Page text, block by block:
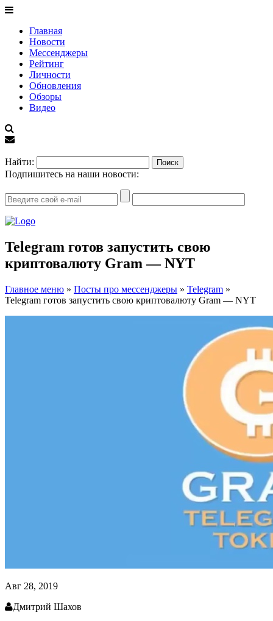
Главная
Новости
Мессенджеры
Рейтинг
Личности
Обновления
Обзоры
Видео
Найти:
Подпишитесь на наши новости:
Telegram готов запустить свою
криптовалюту Gram — NYT
Главное меню » Посты про мессенджеры » Telegram »
Telegram готов запустить свою криптовалюту Gram — NYT
Авг 28, 2019
Дмитрий Шахов